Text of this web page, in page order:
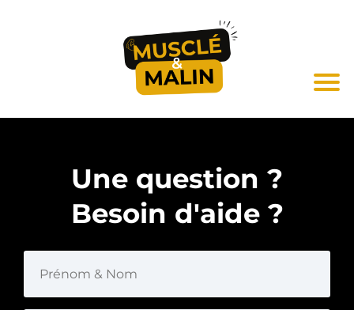
Une question ?
Besoin d'aide ?